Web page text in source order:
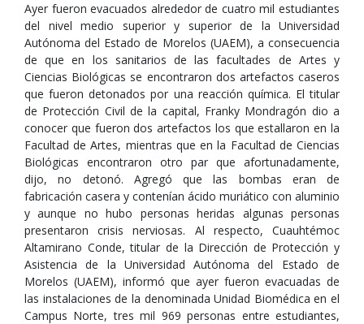
Ayer fueron evacuados alrededor de cuatro mil estudiantes
del nivel medio superior y superior de la Universidad
Autónoma del Estado de Morelos (UAEM), a consecuencia
de que en los sanitarios de las facultades de Artes y
Ciencias Biológicas se encontraron dos artefactos caseros
que fueron detonados por una reacción química. El titular
de Protección Civil de la capital, Franky Mondragón dio a
conocer que fueron dos artefactos los que estallaron en la
Facultad de Artes, mientras que en la Facultad de Ciencias
Biológicas encontraron otro par que afortunadamente,
dijo, no detonó. Agregó que las bombas eran de
fabricación casera y contenían ácido muriático con aluminio
y aunque no hubo personas heridas algunas personas
presentaron crisis nerviosas. Al respecto, Cuauhtémoc
Altamirano Conde, titular de la Dirección de Protección y
Asistencia de la Universidad Autónoma del Estado de
Morelos (UAEM), informó que ayer fueron evacuadas de
las instalaciones de la denominada Unidad Biomédica en el
Campus Norte, tres mil 969 personas entre estudiantes,